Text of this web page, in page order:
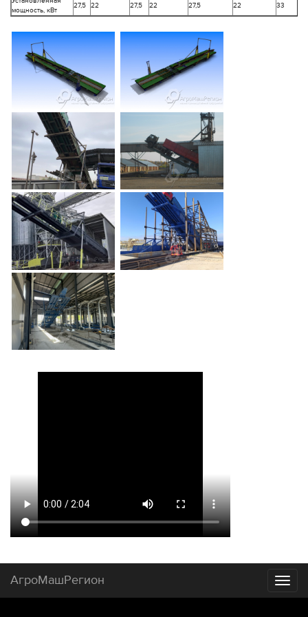
мощность, кВт
27,5 22 27,5 22 27,5 22 33
АгроМашРегион